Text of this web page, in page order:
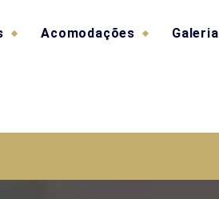
Acomodações Galeria